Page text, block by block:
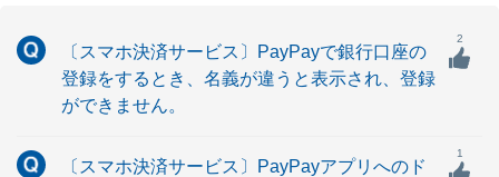
〔スマホ決済サービス〕PayPayで銀行口座の
登録をするとき、名義が違うと表示され、登録
ができません。
2
〔スマホ決済サービス〕PayPayアプリへのド
1